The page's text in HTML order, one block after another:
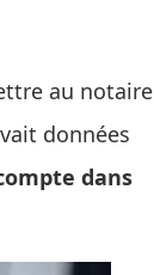
au notaire
données
dans